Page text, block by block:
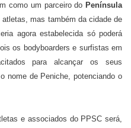
como um parceiro do Península
mas também da cidade de
agora estabelecida só poderá
os bodyboarders e surfistas em
para alcançar os seus
nome de Peniche, potenciando o
e associados do PPSC será,